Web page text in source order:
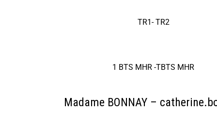
TR1- TR2
1 BTS MHR -TBTS MHR
Madame BONNAY –